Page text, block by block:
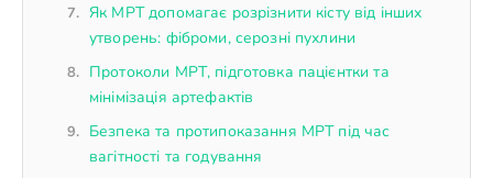
Як МРТ допомагає розрізнити кісту від інших
утворень: фіброми, серозні пухлини
Протоколи МРТ, підготовка пацієнтки та
мінімізація артефактів
Безпека та протипоказання МРТ під час
вагітності та годування